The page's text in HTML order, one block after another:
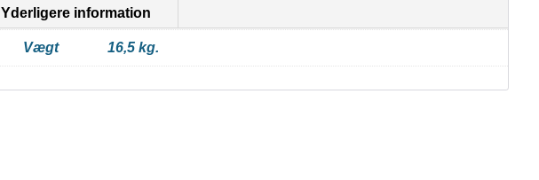
Yderligere information
Vægt 16,5 kg.